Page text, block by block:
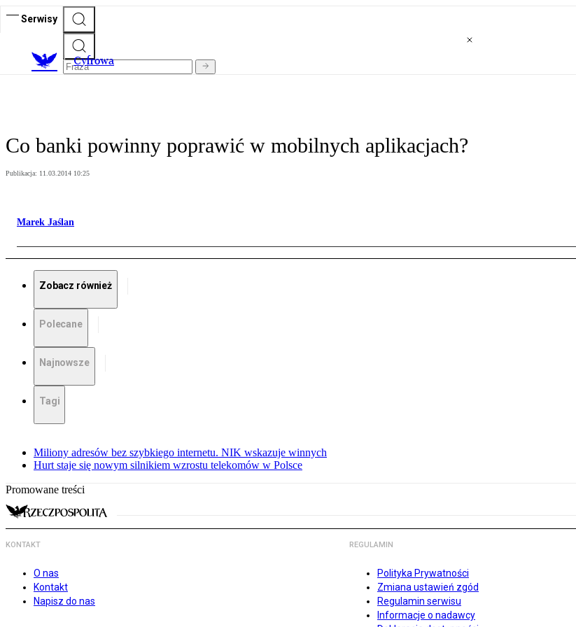
Serwisy
Cyfrowa
Co banki powinny poprawić w mobilnych aplikacjach?
Publikacja: 11.03.2014 10:25
Marek Jaślan
Zobacz również
Polecane
Najnowsze
Tagi
Miliony adresów bez szybkiego internetu. NIK wskazuje winnych
Hurt staje się nowym silnikiem wzrostu telekomów w Polsce
Promowane treści
KONTAKT
O nas
Kontakt
Napisz do nas
REGULAMIN
Polityka Prywatności
Zmiana ustawień zgód
Regulamin serwisu
Informacje o nadawcy